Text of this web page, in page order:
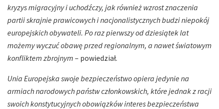
kryzys migracyjny i uchodźczy, jak również wzrost znaczenia
partii skrajnie prawicowych i nacjonalistycznych budzi niepokój
europejskich obywateli. Po raz pierwszy od dziesiątek lat
możemy wyczuć obawę przed regionalnym, a nawet światowym
konfliktem zbrojnym – powiedział.
Unia Europejska swoje bezpieczeństwo opiera jedynie na
armiach narodowych państw członkowskich, które jednak z racji
swoich konstytucyjnych obowiązków interes bezpieczeństwa